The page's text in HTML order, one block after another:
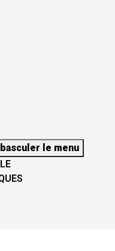
basculer le menu